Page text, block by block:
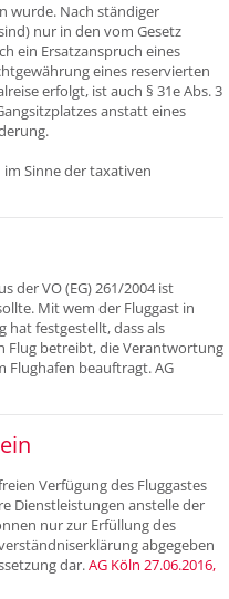
wurde. Nach ständiger
nur in den vom Gesetz
ein Ersatzanspruch eines
eines reservierten
erfolgt, ist auch § 31e Abs. 3
anstatt eines
im Sinne der taxativen
der VO (EG) 261/2004 ist
Mit wem der Fluggast in
hat festgestellt, dass als
Flug betreibt, die Verantwortung
beauftragt. AG
Verfügung des Fluggastes
Dienstleistungen anstelle der
nur zur Erfüllung des
abgegeben
dar.AG Köln 27.06.2016,